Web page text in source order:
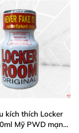
thích khoái cảm
kích thích Locker
Mỹ PWD mạnh